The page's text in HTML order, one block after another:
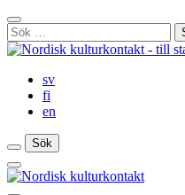
Gå
till
innehåll
Stäng
sökfält
Sök
efter:
sv
fi
en
Sök
Sök
Sök
Huvudmeny